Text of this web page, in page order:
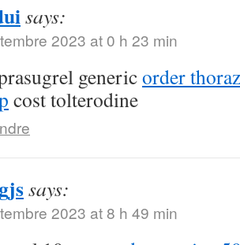
says:
2023 at 0 h 23 min
genericorder
cost tolterodine
says:
2023 at 8 h 49 min